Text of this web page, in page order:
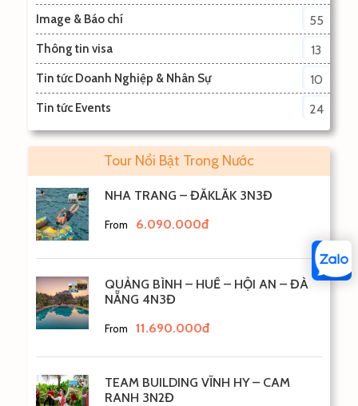
Image & Báo chí 55
Thông tin visa 13
Tin tức Doanh Nghiệp & Nhân Sự 10
Tin tức Events 24
Tour Nổi Bật Trong Nước
NHA TRANG – ĐẮKLẮK 3N3Đ
From 6.090.000đ
QUẢNG BÌNH – HUẾ – HỘI AN – ĐÀ
NẴNG 4N3Đ
From 11.690.000đ
TEAM BUILDING VĨNH HY – CAM
RANH 3N2Đ